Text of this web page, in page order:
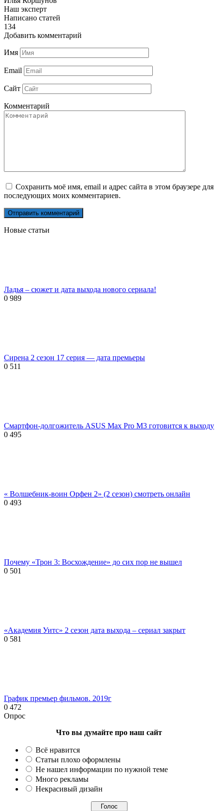
Наш эксперт
Написано статей
134
Добавить комментарий
Имя
Email
Сайт
Комментарий
Сохранить моё имя, email и адрес сайта в этом браузере для
последующих моих комментариев.
Новые статьи
Ладья – сюжет и дата выхода нового сериала!
0 989
Сирена 2 сезон 17 серия — дата премьеры
0 511
Смартфон-долгожитель ASUS Max Pro M3 готовится к выходу
0 495
« Волшебник-воин Орфен 2» (2 сезон) смотреть онлайн
0 493
Почему «Трон 3: Восхождение» до сих пор не вышел
0 501
«Академия Уитс» 2 сезон дата выхода – сериал закрыт
0 581
График премьер фильмов. 2019г
0 472
Опрос
Что вы думайте про наш сайт
Всё нравится
Статьи плохо оформлены
Не нашел информации по нужной теме
Много рекламы
Некрасивый дизайн